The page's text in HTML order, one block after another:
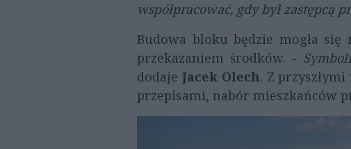
współpracować, gdy był zastępcą
Budowa bloku będzie mogła
przekazaniem środków. -
dodaje Jacek Olech. Z
przepisami, nabór mieszkańców